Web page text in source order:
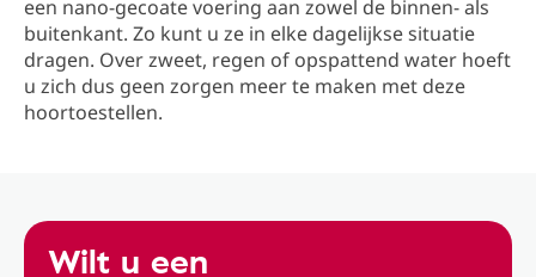
een nano-gecoate voering aan zowel de binnen- als
buitenkant. Zo kunt u ze in elke dagelijkse situatie
dragen. Over zweet, regen of opspattend water hoeft
u zich dus geen zorgen meer te maken met deze
hoortoestellen.
Wilt u een